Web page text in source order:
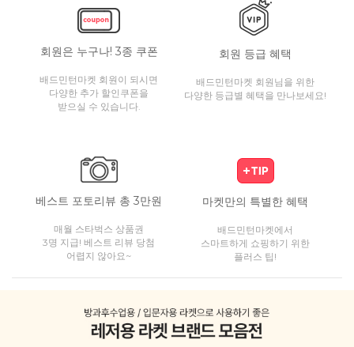
회원은 누구나! 3종 쿠폰
배드민턴마켓 회원이 되시면
다양한 추가 할인쿠폰을
받으실 수 있습니다.
회원 등급 혜택
배드민턴마켓 회원님을 위한
다양한 등급별 혜택을 만나보세요!
베스트 포토리뷰 총 3만원
매월 스타벅스 상품권
3명 지급! 베스트 리뷰 당첨
어렵지 않아요~
마켓만의 특별한 혜택
배드민턴마켓에서
스마트하게 쇼핑하기 위한
플러스 팁!